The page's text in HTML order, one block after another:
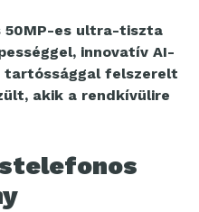
50MP-es ultra-tiszta
innovatív AI-
tartóssággal felszerelt
akik a rendkívülire